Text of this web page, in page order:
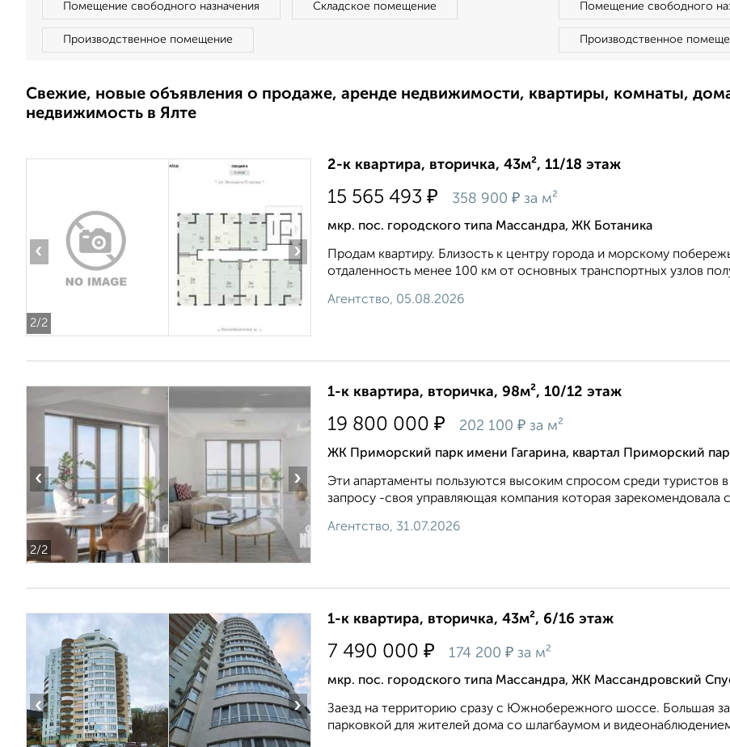
Помещение свободного назначения Складское помещение
Производственное помещение
Помещение свободного
Производственное
Свежие, новые объявления о продаже, аренде недвижимости, квартиры, комнаты,
недвижимость в Ялте
2/2
‹ ›
2-к квартира, вторичка, 43м², 11/18 этаж
15 565 493 ₽ 358 900 ₽ за м²
мкр. пос. городского типа Массандра, ЖК Ботаника
Продам квартиру. Близость к центру города и морскому
отдаленность менее 100 км от основных транспортных узлов
Агентство, 05.08.2026
2/2
‹ ›
1-к квартира, вторичка, 98м², 10/12 этаж
19 800 000 ₽ 202 100 ₽ за м²
ЖК Приморский парк имени Гагарина, квартал Приморский
Эти апартаменты пользуются высоким спросом среди туристов
запросу -своя управляющая компания которая
Агентство, 31.07.2026
‹ ›
1-к квартира, вторичка, 43м², 6/16 этаж
7 490 000 ₽ 174 200 ₽ за м²
мкр. пос. городского типа Массандра, ЖК Массандровский
Заeзд нa тeppиторию сразу c Южнобepeжного шоссе. Большaя
паркoвкoй для жителей домa сo шлaгбаумoм и